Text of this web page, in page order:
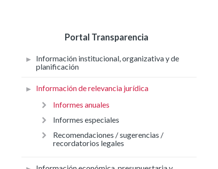
Portal Transparencia
Información institucional, organizativa y de
planificación
Información de relevancia jurídica
Informes anuales
Informes especiales
Recomendaciones / sugerencias /
recordatorios legales